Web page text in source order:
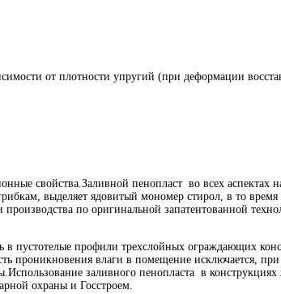
от плотности упругий (при деформации
свойства.Заливной пенопласт во всех аспектах
выделяет ядовитый мономер стирол, в то
по оригинальной запатентованной
пустотелые профили трехслойных ограждающих
проникновения влаги в помещение исключается,
заливного пенопласта в
охраны и Госстроем.